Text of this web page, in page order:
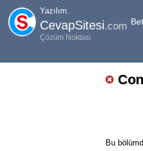
Yazılım.
CevapSitesi.com
Çözüm Noktası
Bu